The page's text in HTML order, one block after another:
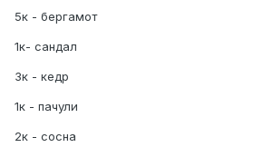
5к - бергамот
1к- сандал
3к - кедр
1к - пачули
2к - сосна